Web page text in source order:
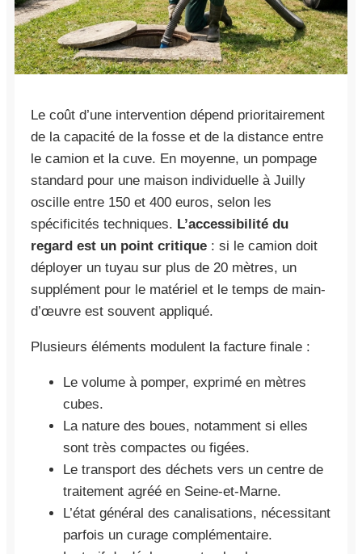
Le coût d’une intervention dépend prioritairement
de la capacité de la fosse et de la distance entre
le camion et la cuve. En moyenne, un pompage
standard pour une maison individuelle à Juilly
oscille entre 150 et 400 euros, selon les
spécificités techniques. L’accessibilité du
regard est un point critique : si le camion doit
déployer un tuyau sur plus de 20 mètres, un
supplément pour le matériel et le temps de main-
d’œuvre est souvent appliqué.
Plusieurs éléments modulent la facture finale :
Le volume à pomper, exprimé en mètres
cubes.
La nature des boues, notamment si elles
sont très compactes ou figées.
Le transport des déchets vers un centre de
traitement agréé en Seine-et-Marne.
L’état général des canalisations, nécessitant
parfois un curage complémentaire.